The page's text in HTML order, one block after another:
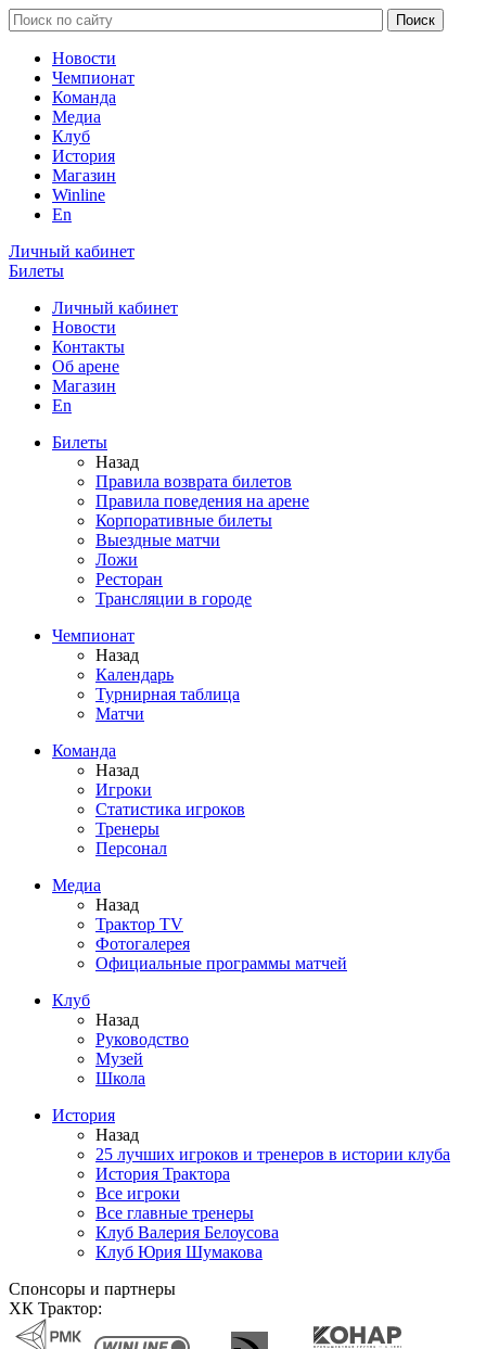
Новости
Чемпионат
Команда
Медиа
Клуб
История
Магазин
Winline
En
Личный кабинет
Билеты
Личный кабинет
Новости
Контакты
Об арене
Магазин
En
Билеты
Назад
Правила возврата билетов
Правила поведения на арене
Корпоративные билеты
Выездные матчи
Ложи
Ресторан
Трансляции в городе
Чемпионат
Назад
Календарь
Турнирная таблица
Матчи
Команда
Назад
Игроки
Статистика игроков
Тренеры
Персонал
Медиа
Назад
Трактор TV
Фотогалерея
Официальные программы матчей
Клуб
Назад
Руководство
Музей
Школа
История
Назад
25 лучших игроков и тренеров в истории клуба
История Трактора
Все игроки
Все главные тренеры
Клуб Валерия Белоусова
Клуб Юрия Шумакова
Спонсоры и партнеры
ХК Трактор: